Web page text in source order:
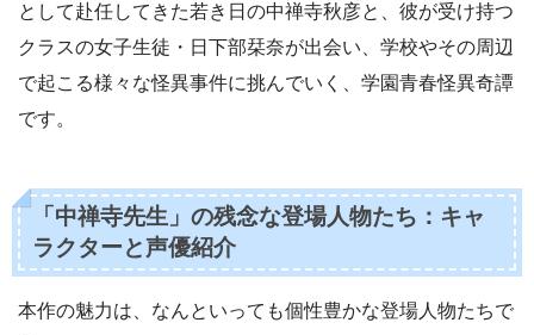
として赴任してきた若き日の中禅寺秋彦と、彼が受け持つ
クラスの女子生徒・日下部栞奈が出会い、学校やその周辺
で起こる様々な怪異事件に挑んでいく、学園青春怪異奇譚
です。
「中禅寺先生」の残念な登場人物たち：キャ
ラクターと声優紹介
本作の魅力は、なんといっても個性豊かな登場人物たちで